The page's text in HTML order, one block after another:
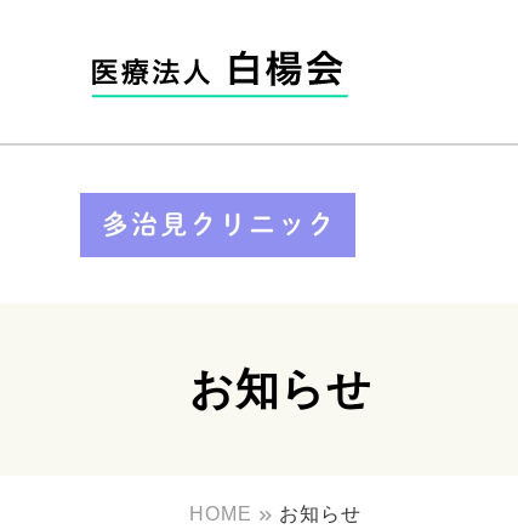
お知らせ
HOME お知らせ